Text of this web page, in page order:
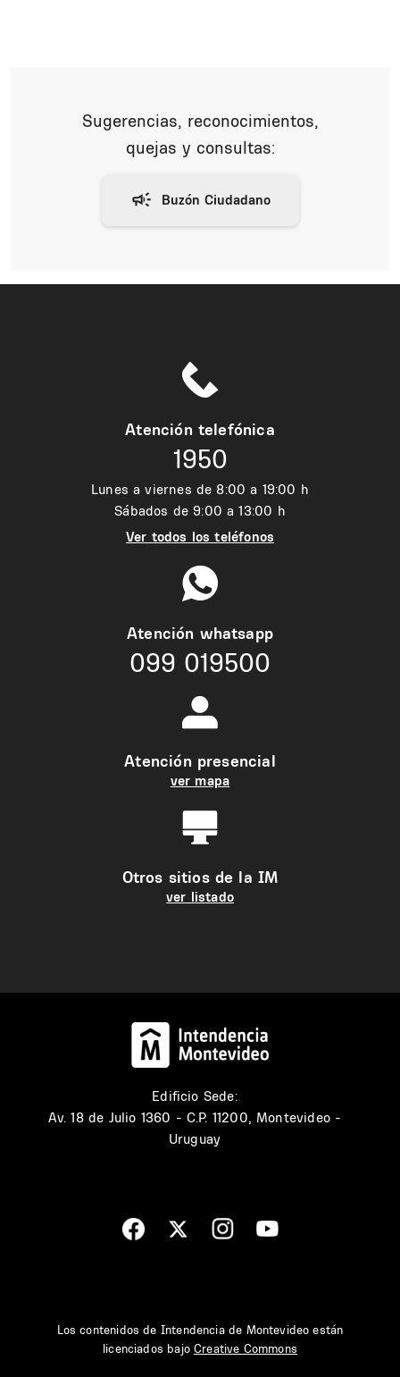
Sugerencias, reconocimientos,
quejas y consultas:
Atención telefónica
1950
Lunes a viernes de 8:00 a 19:00 h
Sábados de 9:00 a 13:00 h
Ver todos los teléfonos
Atención whatsapp
099 019500
Atención presencial
ver mapa
Otros sitios de la IM
ver listado
Edificio Sede:
Av. 18 de Julio 1360 - C.P. 11200, Montevideo -
Uruguay
Los contenidos de Intendencia de Montevideo están
licenciados bajoCreative Commons